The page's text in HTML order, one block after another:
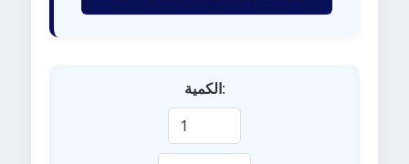
الكمية: